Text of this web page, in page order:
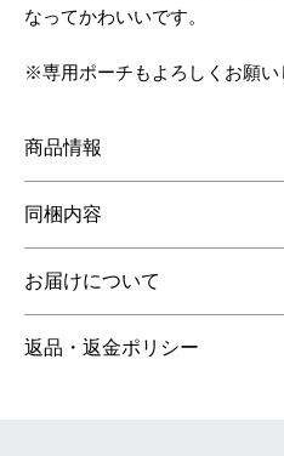
なってかわいいです。
※専用ポーチもよろしくお願
商品情報
サイズ 60mm×57mm×42mm
同梱内容
お届けについて
※長期休業期間を除く(詳細は
返品・返金ポリシー